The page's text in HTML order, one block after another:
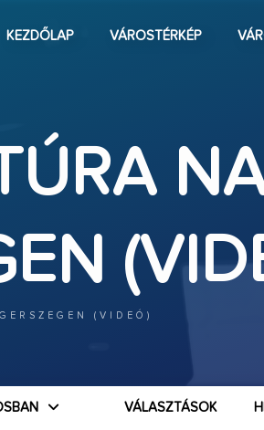
KEZDŐLAP VÁROSTÉRKÉP
(VIDEÓ)
VÁLASZTÁSOK